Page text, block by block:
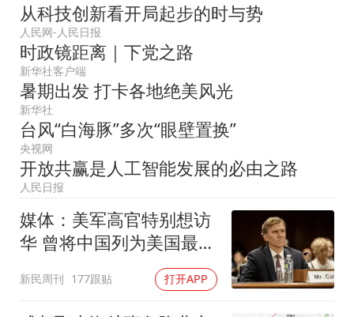
上海地铁4条线路全线停运
白海豚路径图
宇树申购 中一签有望赚20万元
面对面丨蔡磊：与渐冻症抗争 纵使不敌 也不屈服
男子结婚8年3个女儿都不是亲生
5万小车卖不动 微型代步车集体遇冷
公益
视频 手机 数码
网易号
时尚 家居
教育
公开课 健康
艺术
双创 数字藏品 小说
从科技创新看开局起步的时与势
人民网-人民日报
时政镜距离｜下党之路
新华社客户端
暑期出发 打卡各地绝美风光
新华社
台风“白海豚”多次“眼壁置换”
央视网
开放共赢是人工智能发展的必由之路
人民日报
媒体：美军高官特别想访
华 曾将中国列为美国最大
新民周刊 177跟贴 打开APP